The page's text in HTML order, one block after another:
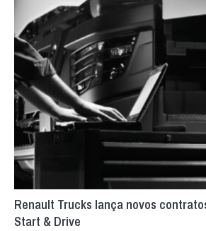
Renault Trucks lança novos
Start & Drive